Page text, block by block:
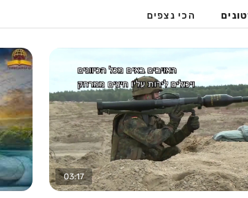
הכי נצפים
03:17